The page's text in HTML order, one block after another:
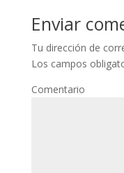
Enviar
Tu dirección de
Los campos
Comentario